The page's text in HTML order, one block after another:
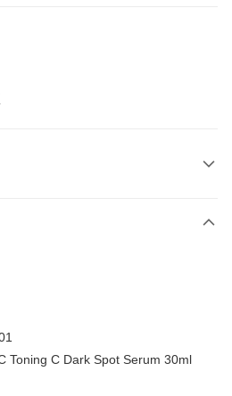
Toning C Dark Spot Serum 30ml